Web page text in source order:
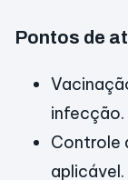
Pontos de
infecção.
Controle
aplicável.